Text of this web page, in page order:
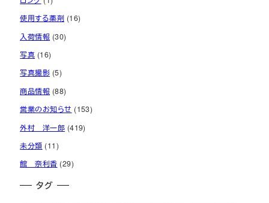
使用する薬剤 (16)
入荷情報 (30)
写真 (16)
写真撮影 (5)
商品情報 (88)
営業のお知らせ (153)
外村 洋一郎 (419)
未分類 (11)
館 奈利香 (29)
タグ